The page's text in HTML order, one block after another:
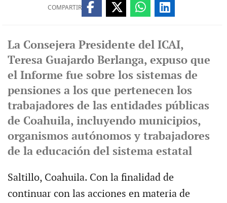
COMPARTIR
La Consejera Presidente del ICAI,
Teresa Guajardo Berlanga, expuso que
el Informe fue sobre los sistemas de
pensiones a los que pertenecen los
trabajadores de las entidades públicas
de Coahuila, incluyendo municipios,
organismos autónomos y trabajadores
de la educación del sistema estatal
Saltillo, Coahuila. Con la finalidad de
continuar con las acciones en materia de